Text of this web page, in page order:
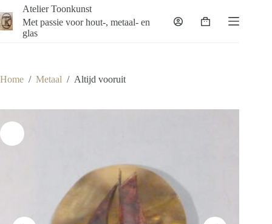
naar
de
inhoud
Atelier Toonkunst
Met passie voor hout-, metaal- en
glas
Winkelwagen
Home / Metaal / Altijd vooruit